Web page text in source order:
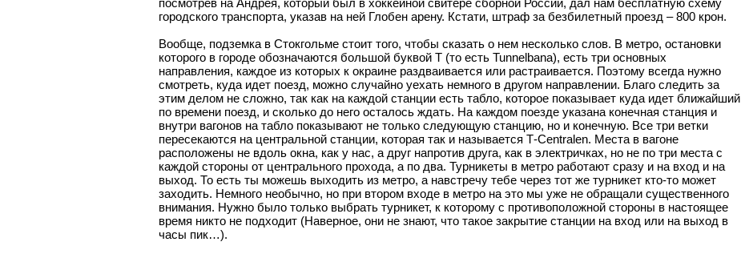
посмотрев на Андрея, который был в хоккейной свитере сборной России, дал нам бесплатную схему
городского транспорта, указав на ней Глобен арену. Кстати, штраф за безбилетный проезд – 800 крон.
Вообще, подземка в Стокгольме стоит того, чтобы сказать о нем несколько слов. В метро, остановки
которого в городе обозначаются большой буквой Т (то есть Tunnelbana), есть три основных
направления, каждое из которых к окраине раздваивается или растраивается. Поэтому всегда нужно
смотреть, куда идет поезд, можно случайно уехать немного в другом направлении. Благо следить за
этим делом не сложно, так как на каждой станции есть табло, которое показывает куда идет ближайший
по времени поезд, и сколько до него осталось ждать. На каждом поезде указана конечная станция и
внутри вагонов на табло показывают не только следующую станцию, но и конечную. Все три ветки
пересекаются на центральной станции, которая так и называется Т-Centralen. Места в вагоне
расположены не вдоль окна, как у нас, а друг напротив друга, как в электричках, но не по три места с
каждой стороны от центрального прохода, а по два. Турникеты в метро работают сразу и на вход и на
выход. То есть ты можешь выходить из метро, а навстречу тебе через тот же турникет кто-то может
заходить. Немного необычно, но при втором входе в метро на это мы уже не обращали существенного
внимания. Нужно было только выбрать турникет, к которому с противоположной стороны в настоящее
время никто не подходит (Наверное, они не знают, что такое закрытие станции на вход или на выход в
часы пик…).